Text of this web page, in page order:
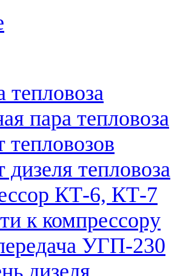
тепловоза
пара тепловоза
тепловозов
дизеля тепловоза
КТ-6, КТ-7
к компрессору
УГП-230
дизеля